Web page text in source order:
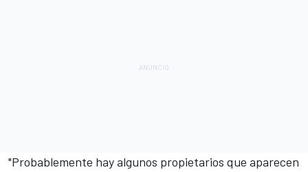
"Probablemente hay algunos propietarios que aparecen